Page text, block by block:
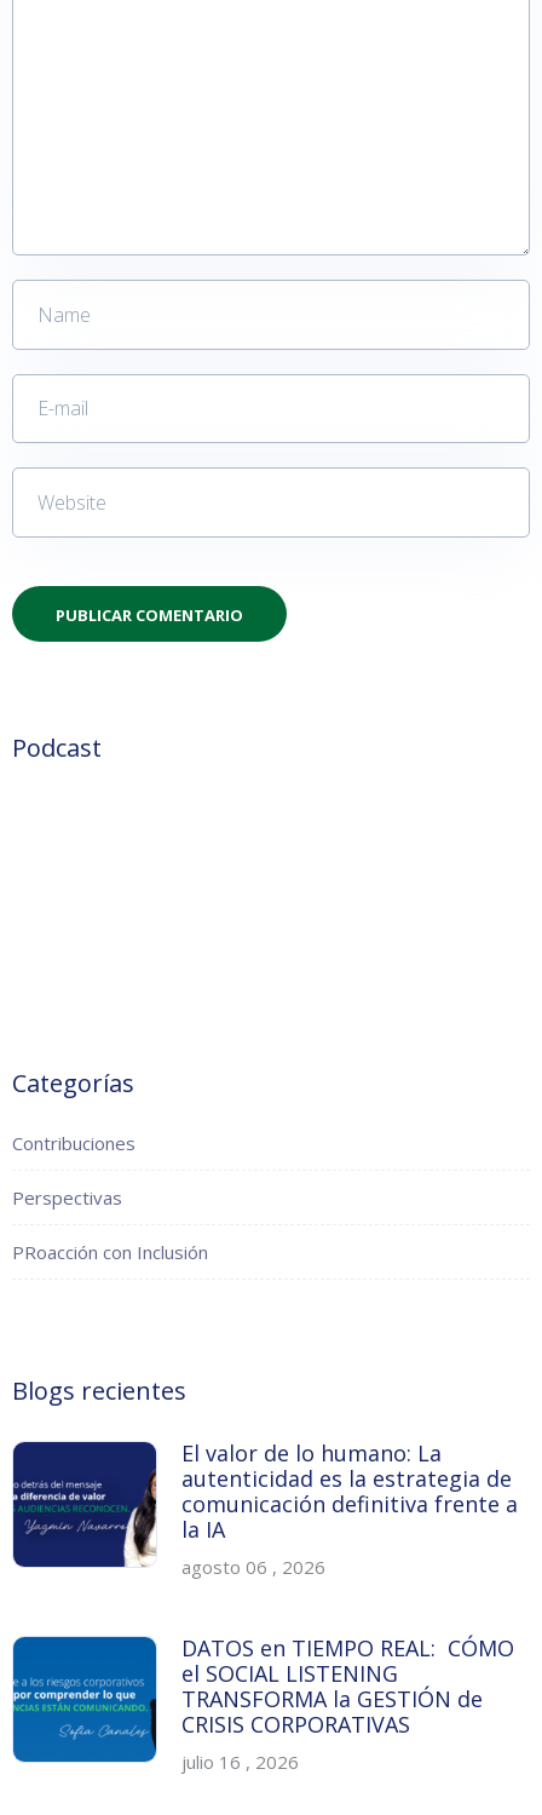
Podcast
Categorías
Contribuciones
Perspectivas
PRoacción con Inclusión
Blogs recientes
El valor de lo humano: La
autenticidad es la estrategia de
comunicación definitiva frente a
la IA
agosto 06 , 2026
DATOS en TIEMPO REAL: CÓMO
el SOCIAL LISTENING
TRANSFORMA la GESTIÓN de
CRISIS CORPORATIVAS
julio 16 , 2026